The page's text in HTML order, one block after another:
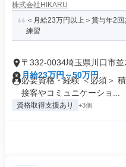
株式会社HIKARU
＜月給23万円以上＞賞与年2
練習
〒332-0034埼玉県川口市並
月給23万円～50万円
必要資格・経験 ＜必須＞
接客やコミュニケーショ...
資格取得支援あり +3個